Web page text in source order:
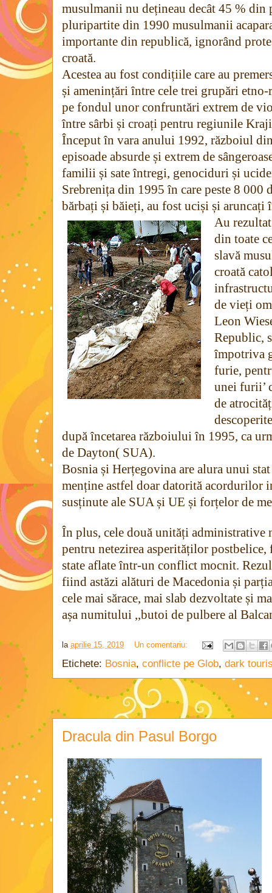
musulmanii nu dețineau decât 45 % din
pluripartite din 1990 musulmanii
importante din republică, ignorând
croată.
Acestea au fost condițiile care au
și amenințări între cele trei grupări
pe fondul unor confruntări extrem de
între sârbi și croați pentru regiunile
Început în vara anului 1992, războiul
episoade absurde și extrem de
familii și sate întregi, genociduri și
Srebrenița din 1995 în care peste 8 000
bărbați și băieți, au fost uciși și aruncați
Au
din toate
slavă
croată
de vieți
Leon
Republic,
împotriva
furie,
unei furii’
de
după încetarea războiului în 1995, ca
de Dayton( SUA).
Bosnia și Herțegovina are alura unui
menține astfel doar datorită acordurilor
susținute ale SUA și UE și forțelor de
În plus, cele două unități administrative
pentru netezirea asperităților
state aflate într-un conflict mocnit.
fiind astăzi alături de Macedonia și
cele mai sărace, mai slab dezvoltate și
așa numitului ,,butoi de pulbere al
la aprilie 15, 2019 Un comentariu:
Etichete: Bosnia, conflicte pe Glob, dark
Dracula din Pasul Borgo